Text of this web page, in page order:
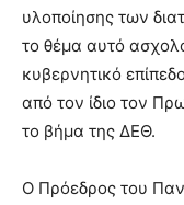
υλοποίησης των
το θέμα αυτό
κυβερνητικό
από τον ίδιο τον
το βήμα της ΔΕΘ.
Ο Πρόεδρος του